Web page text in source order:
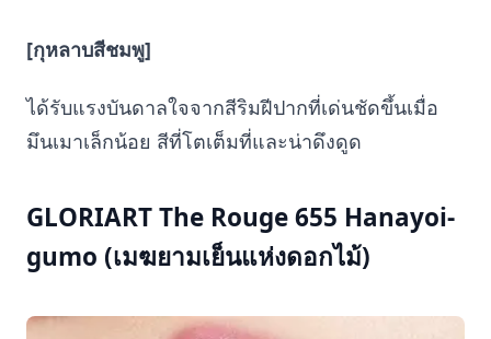
[กุหลาบสีชมพู]
ได้รับแรงบันดาลใจจากสีริมฝีปากที่เด่นชัดขึ้นเมื่อ
มึนเมาเล็กน้อย สีที่โตเต็มที่และน่าดึงดูด
GLORIART The Rouge 655 Hanayoi-
gumo (เมฆยามเย็นแห่งดอกไม้)